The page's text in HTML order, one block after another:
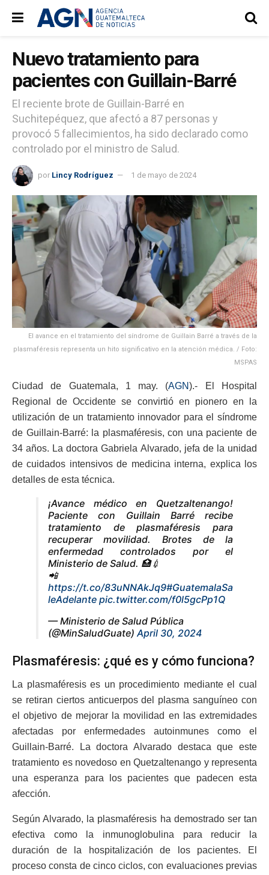
Nuevo tratamiento para
pacientes con Guillain-Barré
El reciente brote de Guillain-Barré en
Suchitepéquez, que afectó a 87 personas y
provocó 5 fallecimientos, ha sido declarado como
controlado por el ministro de Salud.
por Lincy Rodríguez 1 de mayo de 2024
El avance en el tratamiento del síndrome de Guillain Barré a través de la
plasmaféresis representa un hito significativo en la atención médica. / Foto:
MSPAS
Ciudad de Guatemala, 1 may. (AGN).- El Hospital
Regional de Occidente se convirtió en pionero en la
utilización de un tratamiento innovador para el síndrome
de Guillain-Barré: la plasmaféresis, con una paciente de
34 años. La doctora Gabriela Alvarado, jefa de la unidad
de cuidados intensivos de medicina interna, explica los
detalles de esta técnica.
¡Avance médico en Quetzaltenango!
Paciente con Guillain Barré recibe
tratamiento de plasmaféresis para
recuperar movilidad. Brotes de la
enfermedad controlados por el
Ministerio de Salud. 🏥💉
📲
https://t.co/83uNNAkJq9#GuatemalaSa
leAdelante pic.twitter.com/f0l5gcPp1Q
— Ministerio de Salud Pública
(@MinSaludGuate)April 30, 2024
Plasmaféresis: ¿qué es y cómo funciona?
La plasmaféresis es un procedimiento mediante el cual
se retiran ciertos anticuerpos del plasma sanguíneo con
el objetivo de mejorar la movilidad en las extremidades
afectadas por enfermedades autoinmunes como el
Guillain-Barré. La doctora Alvarado destaca que este
tratamiento es novedoso en Quetzaltenango y representa
una esperanza para los pacientes que padecen esta
afección.
Según Alvarado, la plasmaféresis ha demostrado ser tan
efectiva como la inmunoglobulina para reducir la
duración de la hospitalización de los pacientes. El
proceso consta de cinco ciclos, con evaluaciones previas